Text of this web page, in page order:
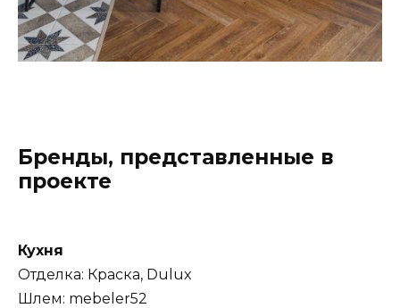
Бренды, представленные в
проекте
Кухня
Отделка: Краска, Dulux
Шлем: mebeler52